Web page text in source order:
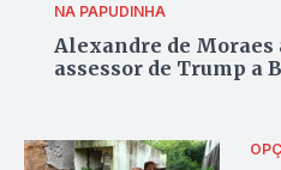
NA PAPUDINHA
Alexandre de Moraes
assessor de Trump a